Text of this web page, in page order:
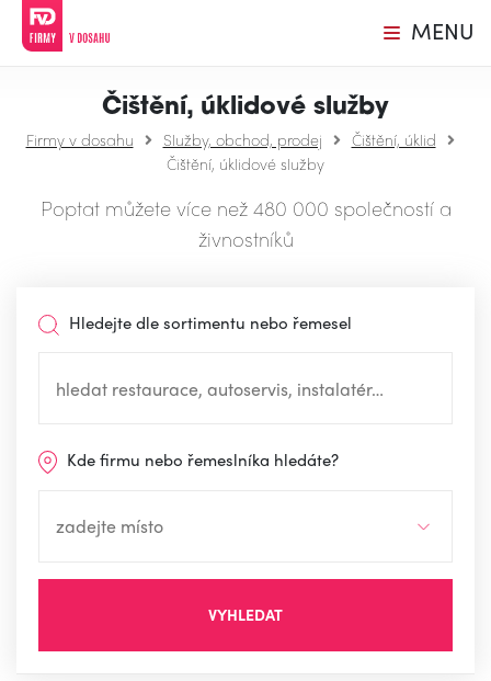
MENU
Čištění, úklidové služby
Firmy v dosahu Služby, obchod, prodej
Čištění, úklid
Čištění, úklidové služby
Poptat můžete více než 480 000 společností a
živnostníků
Hledejte dle sortimentu nebo řemesel
Kde firmu nebo řemeslníka hledáte?
VYHLEDAT